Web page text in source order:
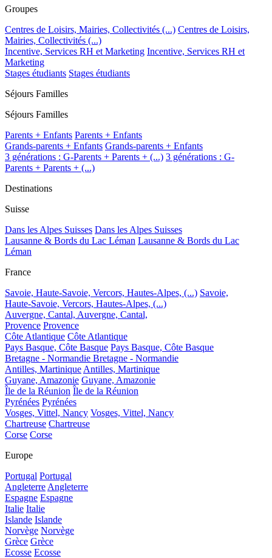
Groupes
Centres de Loisirs, Mairies, Collectivités (...) Centres de Loisirs,
Mairies, Collectivités (...)
Incentive, Services RH et Marketing Incentive, Services RH et
Marketing
Stages étudiants Stages étudiants
Séjours Familles
Séjours Familles
Parents + Enfants Parents + Enfants
Grands-parents + Enfants Grands-parents + Enfants
3 générations : G-Parents + Parents + (...) 3 générations : G-
Parents + Parents + (...)
Destinations
Suisse
Dans les Alpes Suisses Dans les Alpes Suisses
Lausanne & Bords du Lac Léman Lausanne & Bords du Lac
Léman
France
Savoie, Haute-Savoie, Vercors, Hautes-Alpes, (...) Savoie,
Haute-Savoie, Vercors, Hautes-Alpes, (...)
Auvergne, Cantal, Auvergne, Cantal,
Provence Provence
Côte Atlantique Côte Atlantique
Pays Basque, Côte Basque Pays Basque, Côte Basque
Bretagne - Normandie Bretagne - Normandie
Antilles, Martinique Antilles, Martinique
Guyane, Amazonie Guyane, Amazonie
Île de la Réunion Île de la Réunion
Pyrénées Pyrénées
Vosges, Vittel, Nancy Vosges, Vittel, Nancy
Chartreuse Chartreuse
Corse Corse
Europe
Portugal Portugal
Angleterre Angleterre
Espagne Espagne
Italie Italie
Islande Islande
Norvège Norvège
Grèce Grèce
Ecosse Ecosse